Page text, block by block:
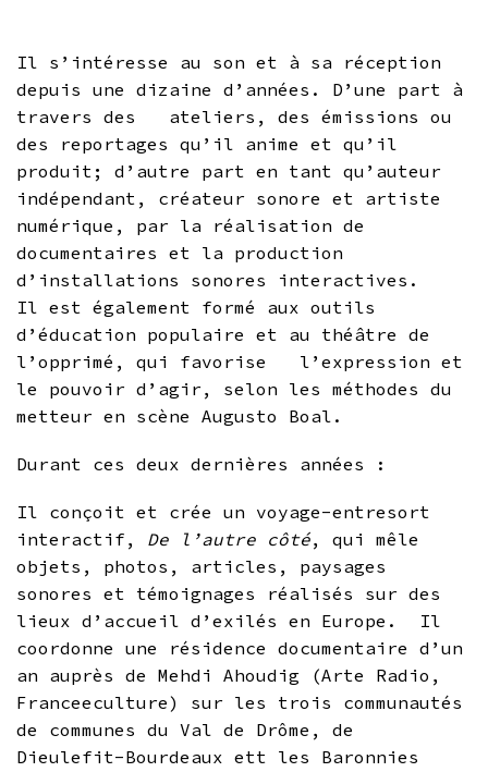
Il s’intéresse au son et à sa réception
depuis une dizaine d’années. D’une part à
travers des ateliers, des émissions ou
des reportages qu’il anime et qu’il
produit; d’autre part en tant qu’auteur
indépendant, créateur sonore et artiste
numérique, par la réalisation de
documentaires et la production
d’installations sonores interactives.
Il est également formé aux outils
d’éducation populaire et au théâtre de
l’opprimé, qui favorise l’expression et
le pouvoir d’agir, selon les méthodes du
metteur en scène Augusto Boal.
Durant ces deux dernières années :
Il conçoit et crée un voyage-entresort
interactif, De l’autre côté, qui mêle
objets, photos, articles, paysages
sonores et témoignages réalisés sur des
lieux d’accueil d’exilés en Europe. Il
coordonne une résidence documentaire d’un
an auprès de Mehdi Ahoudig (Arte Radio,
Franceeculture) sur les trois communautés
de communes du Val de Drôme, de
Dieulefit-Bourdeaux ett les Baronnies